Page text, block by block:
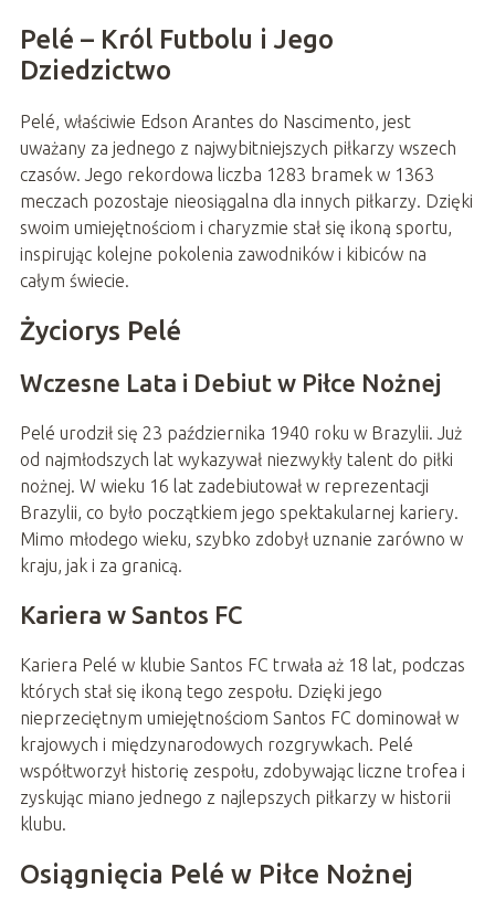
Pelé – Król Futbolu i Jego
Dziedzictwo
Pelé, właściwie Edson Arantes do Nascimento, jest
uważany za jednego z najwybitniejszych piłkarzy wszech
czasów. Jego rekordowa liczba 1283 bramek w 1363
meczach pozostaje nieosiągalna dla innych piłkarzy. Dzięki
swoim umiejętnościom i charyzmie stał się ikoną sportu,
inspirując kolejne pokolenia zawodników i kibiców na
całym świecie.
Życiorys Pelé
Wczesne Lata i Debiut w Piłce Nożnej
Pelé urodził się 23 października 1940 roku w Brazylii. Już
od najmłodszych lat wykazywał niezwykły talent do piłki
nożnej. W wieku 16 lat zadebiutował w reprezentacji
Brazylii, co było początkiem jego spektakularnej kariery.
Mimo młodego wieku, szybko zdobył uznanie zarówno w
kraju, jak i za granicą.
Kariera w Santos FC
Kariera Pelé w klubie Santos FC trwała aż 18 lat, podczas
których stał się ikoną tego zespołu. Dzięki jego
nieprzeciętnym umiejętnościom Santos FC dominował w
krajowych i międzynarodowych rozgrywkach. Pelé
współtworzył historię zespołu, zdobywając liczne trofea i
zyskując miano jednego z najlepszych piłkarzy w historii
klubu.
Osiągnięcia Pelé w Piłce Nożnej